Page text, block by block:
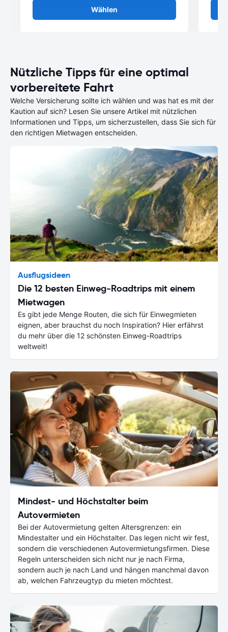
Wählen
Nützliche Tipps für eine optimal
vorbereitete Fahrt
Welche Versicherung sollte ich wählen und was hat es mit der
Kaution auf sich? Lesen Sie unsere Artikel mit nützlichen
Informationen und Tipps, um sicherzustellen, dass Sie sich für
den richtigen Mietwagen entscheiden.
Ausflugsideen
Die 12 besten Einweg-Roadtrips mit einem
Mietwagen
Es gibt jede Menge Routen, die sich für Einwegmieten
eignen, aber brauchst du noch Inspiration? Hier erfährst
du mehr über die 12 schönsten Einweg-Roadtrips
weltweit!
Mindest- und Höchstalter beim
Autovermieten
Bei der Autovermietung gelten Altersgrenzen: ein
Mindestalter und ein Höchstalter. Das legen nicht wir fest,
sondern die verschiedenen Autovermietungsfirmen. Diese
Regeln unterscheiden sich nicht nur je nach Firma,
sondern auch je nach Land und hängen manchmal davon
ab, welchen Fahrzeugtyp du mieten möchtest.